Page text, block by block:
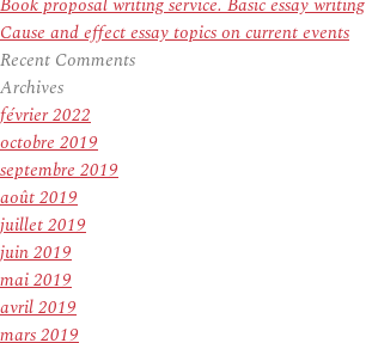
Cause and effect essay topics on current events
Recent Comments
Archives
février 2022
octobre 2019
septembre 2019
août 2019
juillet 2019
juin 2019
mai 2019
avril 2019
mars 2019